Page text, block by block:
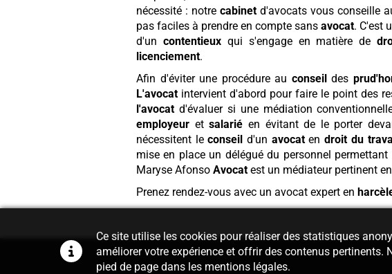
nécessité : notre cabinetd'avocats vous conseille
pas faciles à prendre en compte sansavocat. C'est
d'un contentieuxqui s'engage en matière de
licenciement.
Afin d'éviter une procédure au conseil des
L'avocat intervient d'abord pour faire le point des
l'avocat d'évaluer si une médiation
employeur etsalarié en évitant de le porter
nécessitent leconseil d'un avocatendroit du
mise en place un délégué du personnel
Maryse AfonsoAvocat est un médiateur pertinent
Prenez rendez-vous avec un avocat expert en
Ce site utilise les cookies pour réaliser des statistiques
améliorer votre expérience et offrir des contenus
pied de page dans les mentions légales.